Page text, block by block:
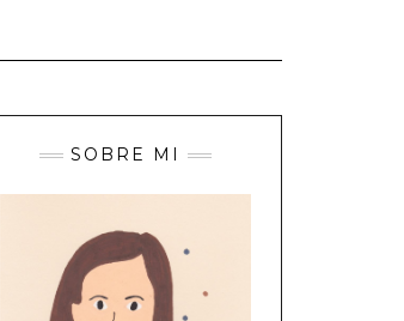
SOBRE MI